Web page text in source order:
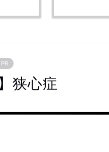
PR
狭心症